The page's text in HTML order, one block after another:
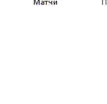
Матчи